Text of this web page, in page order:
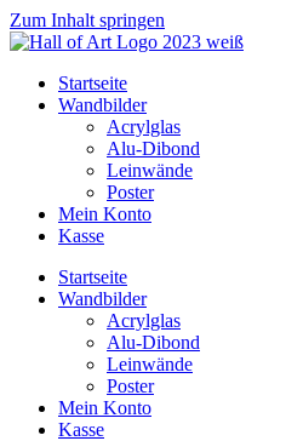
Zum Inhalt springen
Startseite
Wandbilder
Acrylglas
Alu-Dibond
Leinwände
Poster
Mein Konto
Kasse
Startseite
Wandbilder
Acrylglas
Alu-Dibond
Leinwände
Poster
Mein Konto
Kasse